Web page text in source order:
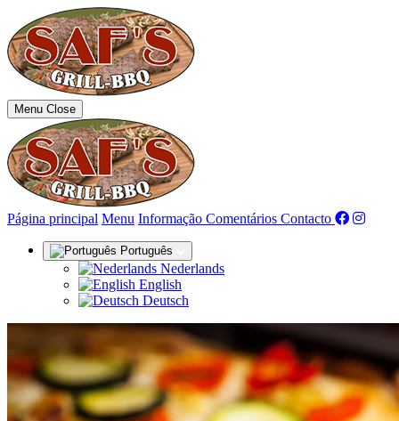
Menu Close
Página principal Menu Informação Comentários (actual)
Contacto
Português
Nederlands
English
Deutsch